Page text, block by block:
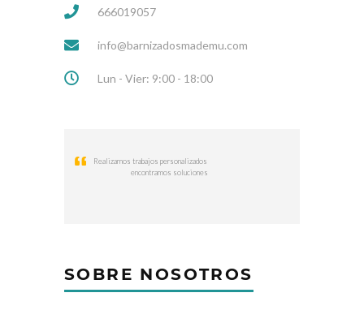
666019057
info@barnizadosmademu.com
Lun - Vier: 9:00 - 18:00
Realizamos trabajos personalizados
encontramos soluciones
SOBRE NOSOTROS